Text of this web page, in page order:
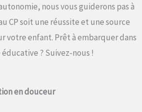
nous vous guiderons pas à
CP soit une réussite et une source
votre enfant. Prêt à embarquer dans
? Suivez-nous !
en douceur